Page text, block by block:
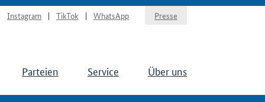
Instagram TikTok WhatsApp Presse
Parteien Service Über uns